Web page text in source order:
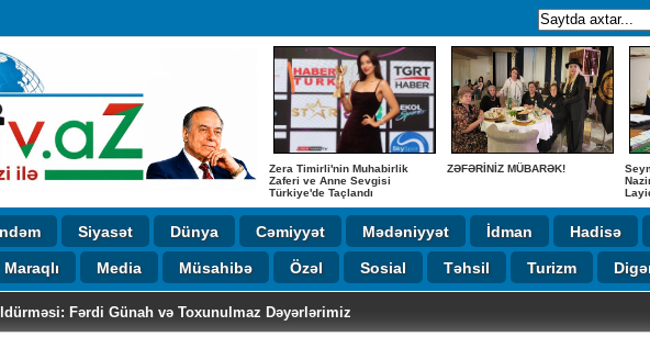
Zera Timirli'nin Muhabirlik
Zaferi ve Anne Sevgisi
Türkiye'de Taçlandı
ZƏFƏRİNİZ MÜBARƏK!
Siyasət Dünya Cəmiyyət Mədəniyyət İdman Hadisə
Maraqlı Media Müsahibə Özəl Sosial Təhsil Turizm
Fərdi Günah və Toxunulmaz Dəyərlərimiz
Yaradıcılıq Gecəsində
təhsilə verilən böyük önəm
KURTARAN AZERBAYCAN ASILLI SABRİNA h. MESLEĞİ DOKTORMUŞ!
Dəyərlər və Şirvandan Anadoluya Uzanan Tarixi Köklər
FƏXRİ
Nəsirov beynəlxalq konfransda təltif edildi
ve Anne Sevgisi Türkiye'de Taçlandı
Taleyi: Anası 33 İl Gözlədi, Məzarı Görmədən Dünyasını Dəyişdi